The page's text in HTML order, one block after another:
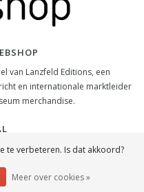
van Lanzfeld Editions, een
en internationale marktleider
merchandise.
te verbeteren. Is dat akkoord?
Meer over cookies »